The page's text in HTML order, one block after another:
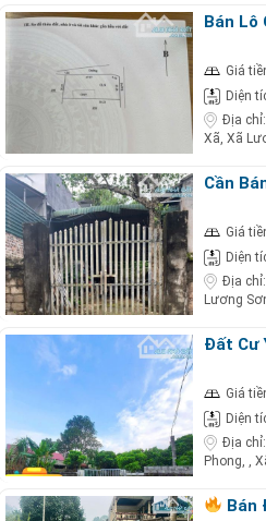
Bán Lô
Giá
Diện
Địa chỉ:
Xã, Xã
Cần
Giá
Diện
Địa chỉ:
Lương
Đất Cư
Giá
Diện
Địa chỉ:
Phong, ,
Bán